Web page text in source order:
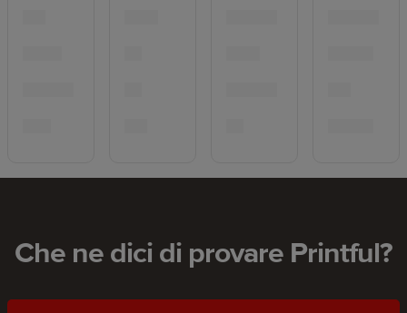
Che ne dici di provare Printful?